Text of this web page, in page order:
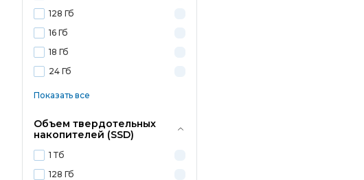
128 Гб
16 Гб
18 Гб
24 Гб
Показать все
Объем твердотельных
накопителей (SSD)
1 Тб
128 Гб